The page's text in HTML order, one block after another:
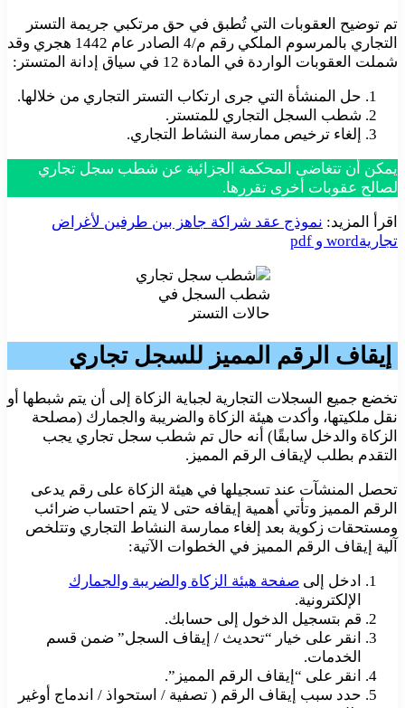
تم توضيح العقوبات التي تُطبق في حق مرتكبي جريمة التستر
التجاري بالمرسوم الملكي رقم م/4 الصادر عام 1442 هجري وقد
شملت العقوبات الواردة في المادة 12 في سياق إدانة المتستر:
حل المنشأة التي جرى ارتكاب التستر التجاري من خلالها.
شطب السجل التجاري للمتستر.
إلغاء ترخيص ممارسة النشاط التجاري.
يمكن أن تتغاضى المحكمة الجزائية عن شطب سجل تجاري
لصالح عقوبات أخرى تقررها.
اقرأ المزيد: نموذج عقد شراكة جاهز بين طرفين لأغراض
تجاريةword و pdf
شطب السجل في
حالات التستر
إيقاف الرقم المميز للسجل تجاري
تخضع جميع السجلات التجارية لجباية الزكاة إلى أن يتم شبطها أو
نقل ملكيتها، وأكدت هيئة الزكاة والضريبة والجمارك (مصلحة
الزكاة والدخل سابقًا) أنه حال تم شطب سجل تجاري يجب
التقدم بطلب لإيقاف الرقم المميز.
تحصل المنشآت عند تسجيلها في هيئة الزكاة على رقم يدعى
الرقم المميز وتأتي أهمية إيقافه حتى لا يتم احتساب ضرائب
ومستحقات زكوية بعد إلغاء ممارسة النشاط التجاري وتتلخص
آلية إيقاف الرقم المميز في الخطوات الآتية:
ادخل إلى صفحة هيئة الزكاة والضريبة والجمارك
الإلكترونية.
قم بتسجيل الدخول إلى حسابك.
انقر على خيار “تحديث / إيقاف السجل” ضمن قسم
الخدمات.
انقر على “إيقاف الرقم المميز”.
حدد سبب إيقاف الرقم ( تصفية / استحواذ / اندماج أوغير